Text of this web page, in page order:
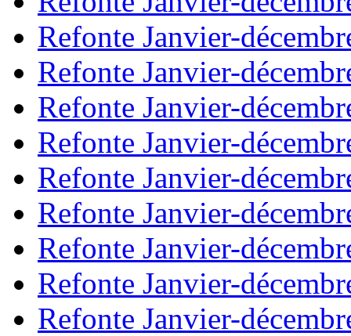
Refonte Janvier-
Refonte Janvier-
Refonte Janvier-
Refonte Janvier-
Refonte Janvier-
Refonte Janvier-
Refonte Janvier-
Refonte Janvier-
Refonte Janvier-